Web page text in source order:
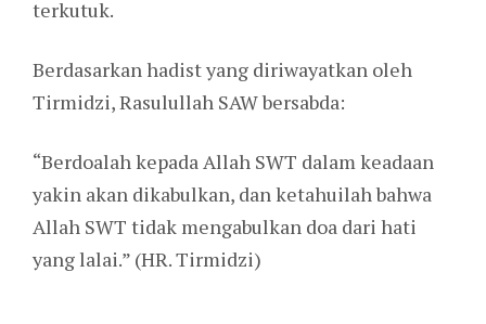
terkutuk.
Berdasarkan hadist yang diriwayatkan oleh
Tirmidzi, Rasulullah SAW bersabda:
“Berdoalah kepada Allah SWT dalam keadaan
yakin akan dikabulkan, dan ketahuilah bahwa
Allah SWT tidak mengabulkan doa dari hati
yang lalai.” (HR. Tirmidzi)